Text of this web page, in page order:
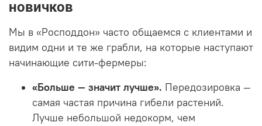
новичков
Мы в «Росподдон» часто общаемся с клиентами и
видим одни и те же грабли, на которые наступают
начинающие сити-фермеры:
«Больше — значит лучше». Передозировка —
самая частая причина гибели растений.
Лучше небольшой недокорм, чем